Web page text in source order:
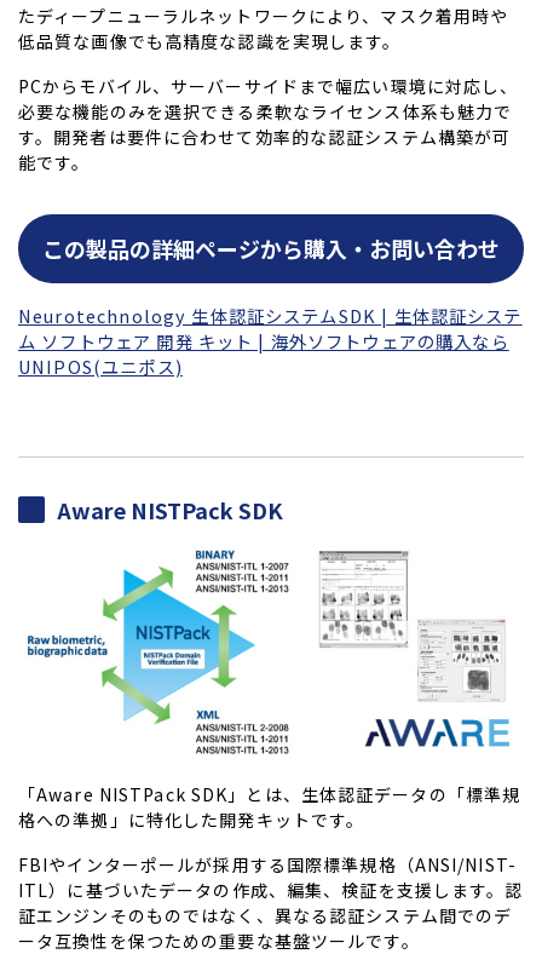
たディープニューラルネットワークにより、マスク着用時や
低品質な画像でも高精度な認識を実現します。
PCからモバイル、サーバーサイドまで幅広い環境に対応し、
必要な機能のみを選択できる柔軟なライセンス体系も魅力で
す。開発者は要件に合わせて効率的な認証システム構築が可
能です。
この製品の詳細ページから購入・お問い合わせ
Neurotechnology 生体認証システムSDK | 生体認証システ
ム ソフトウェア 開発 キット | 海外ソフトウェアの購入なら
UNIPOS(ユニポス)
Aware NISTPack SDK
「Aware NISTPack SDK」とは、生体認証データの「標準規
格への準拠」に特化した開発キットです。
FBIやインターポールが採用する国際標準規格（ANSI/NIST-
ITL）に基づいたデータの作成、編集、検証を支援します。認
証エンジンそのものではなく、異なる認証システム間でのデ
ータ互換性を保つための重要な基盤ツールです。